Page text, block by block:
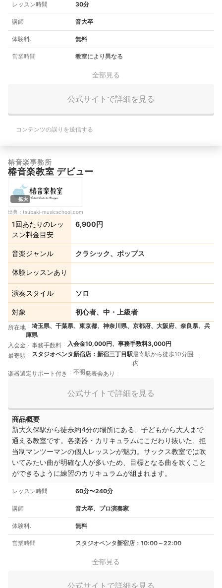
レッスン時間 30分
講師 音大卒
体験料. 無料
営業時間 教室により異なる
全部見る
公式サイトで詳細を見る
コンテンツの誤りを送信する
椿音楽事務所
椿音楽教室 デビュー
拡大
出典： tsubaki-musicschool.com
1回あたりのレッ
スン料金目安
6,900円
音楽ジャンル クラシック、ポップス
体験レッスンあり
演奏スタイル ソロ
対象 初心者、中・上級者
所在地
埼玉県、千葉県、東京都、神奈川県、京都府、大阪府、奈良県、兵
庫県
入会金・事務手数料
入会金10,000円、事務手数料3,000円
最寄駅
スタジオペンタ新宿店：新宿三丁目駅最寄駅から徒歩10分圏
内
楽器選定サポート付き
不明発表会あり
公式サイトで詳細を見る
商品概要
新大久保駅から徒歩約4分の場所にある、子どもから大人まで
通える教室です。各楽器・カリキュラムにこだわり抜いた、担
当制マンツーマンの個人レッスンが魅力。サックス教室では吹
いてみたい曲が明確な人が多いため、目標となる曲を吹くこと
ができるように練習のカリキュラムが組まれます。
レッスン時間 60分〜240分
講師 音大卒、プロ演奏家
体験料. 無料
営業時間 スタジオペンタ新宿店：10:00～22:00
全部見る
公式サイトで詳細を見る